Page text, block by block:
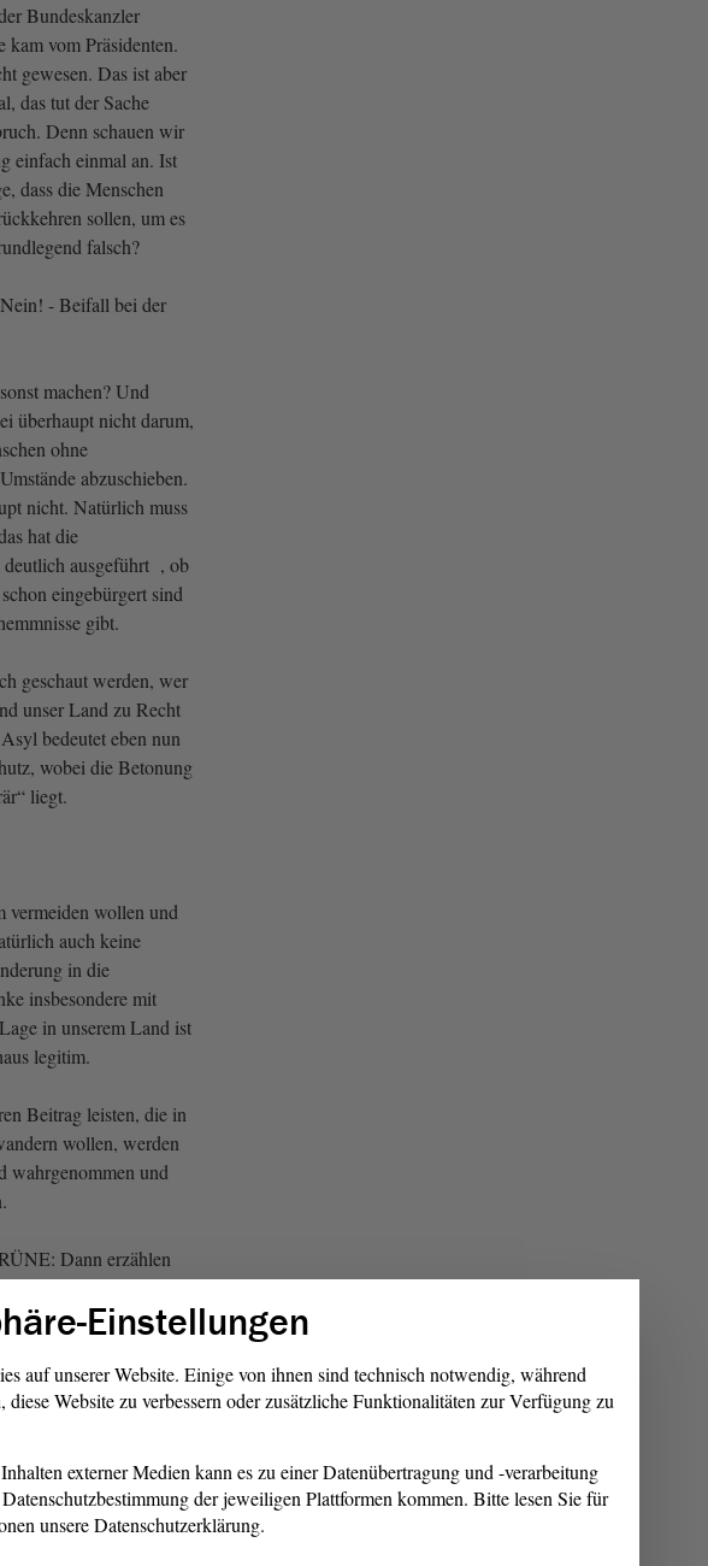
Bundeskanzler
kam vom Präsidenten.
gewesen. Das ist aber
das tut der Sache
Denn schauen wir
einfach einmal an. Ist
dass die Menschen
sollen, um es
falsch?
- Beifall bei der
machen? Und
überhaupt nicht darum,
ohne
abzuschieben.
nicht. Natürlich muss
hat die
ausgeführt , ob
eingebürgert sind
gibt.
geschaut werden, wer
unser Land zu Recht
bedeutet eben nun
wobei die Betonung
liegt.
wollen und
auch keine
in die
insbesondere mit
in unserem Land ist
legitim.
Beitrag leisten, die in
wollen, werden
wahrgenommen und
Dann erzählen
80 %!)
ich auch nicht.
Aber Ihr
sich an dieser
das ist ein aus dem
Dabei war überhaupt
Einstellungen
auf unserer Website. Einige von ihnen sind technisch notwendig, während
diese Website zu verbessern oder zusätzliche Funktionalitäten zur Verfügung zu
externer Medien kann es zu einer Datenübertragung und -verarbeitung
der jeweiligen Plattformen kommen. Bitte lesen Sie für
unsere Datenschutzerklärung.